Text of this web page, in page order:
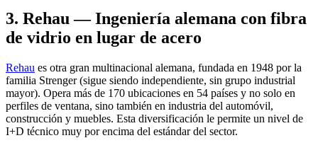
3. Rehau — Ingeniería alemana con fibra
de vidrio en lugar de acero
Rehau es otra gran multinacional alemana, fundada en 1948 por la
familia Strenger (sigue siendo independiente, sin grupo industrial
mayor). Opera más de 170 ubicaciones en 54 países y no solo en
perfiles de ventana, sino también en industria del automóvil,
construcción y muebles. Esta diversificación le permite un nivel de
I+D técnico muy por encima del estándar del sector.